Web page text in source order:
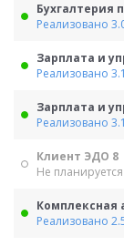
Бухгалтерия
Реализовано
Зарплата и
Реализовано
Зарплата и
Реализовано
Клиент ЭДО 8
Не планируется
Комплексная
Реализовано